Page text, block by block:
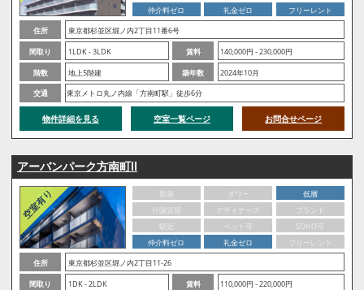
仲介料ゼロ
礼金ゼロ
フリーレント
住所
東京都杉並区堀ノ内2丁目11番6号
間取り
1LDK - 3LDK 賃料
140,000円 - 230,000円
階数
地上5階建 築年数
2024年10月
交通
東京メトロ丸ノ内線「方南町駅」徒歩6分
物件詳細を見る 空室一覧ページ お問合せページ
アーバンパーク方南町Ⅱ
新築 タワー
低層
分譲賃貸
デザイナーズ
ブランド
駅近
ペット可
SOHO可
仲介料ゼロ
礼金ゼロ
フリーレント
住所
東京都杉並区堀ノ内2丁目11-26
間取り
1DK - 2LDK 賃料
110,000円 - 220,000円